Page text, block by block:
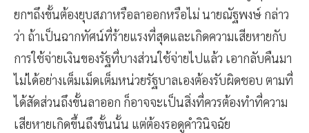
ยกฯถึงขั้นต้องยุบสภาหรือลาออกหรือไม่ นายณัฐพงษ์ กล่าว
ว่า ถ้าเป็นฉากทัศน์ที่ร้ายแรงที่สุดและเกิดความเสียหายกับ
การใช้จ่ายเงินของรัฐที่บางส่วนใช้จ่ายไปแล้ว เอากลับคืนมา
ไม่ได้อย่างเต็มเม็ดเต็มหน่วยรัฐบาลเองต้องรับผิดชอบ ตามที่
ได้สัดส่วนถึงขั้นลาออก ก็อาจจะเป็นสิ่งที่ควรต้องทำที่ความ
เสียหายเกิดขึ้นถึงขั้นนั้น แต่ต้องรอดูคำวินิจฉัย